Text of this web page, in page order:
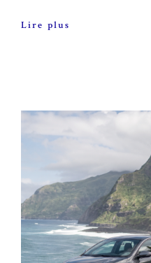
Lire plus